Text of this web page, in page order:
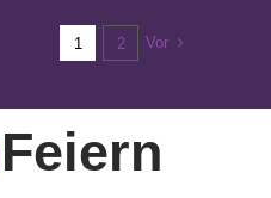
1 2 Vor
Feiern